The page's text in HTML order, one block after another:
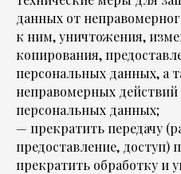
данных от
к ним, уничтожения,
копирования,
персональных данных, а
неправомерных
персональных данных;
— прекратить передачу
предоставление, доступ)
прекратить обработку и